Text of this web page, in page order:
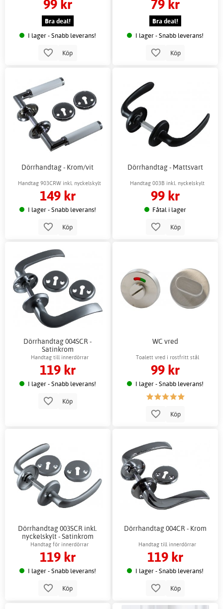
99 kr
Bra deal!
I lager - Snabb leverans!
Köp
79 kr
Bra deal!
I lager - Snabb leverans!
Köp
Dörrhandtag - Krom/vit
Handtag 903CRW inkl. nyckelskylt
149 kr
I lager - Snabb leverans!
Köp
Dörrhandtag - Mattsvart
Handtag 003B inkl. nyckelskylt
99 kr
Fåtal i lager
Köp
Dörrhandtag 004SCR -
Satinkrom
Handtag till innerdörrar
119 kr
I lager - Snabb leverans!
Köp
WC vred
Toalett vred i rostfritt stål
99 kr
I lager - Snabb leverans!
Köp
Dörrhandtag 003SCR inkl.
nyckelskylt - Satinkrom
Handtag för innerdörrar
119 kr
I lager - Snabb leverans!
Köp
Dörrhandtag 004CR - Krom
Handtag till innerdörrar
119 kr
I lager - Snabb leverans!
Köp